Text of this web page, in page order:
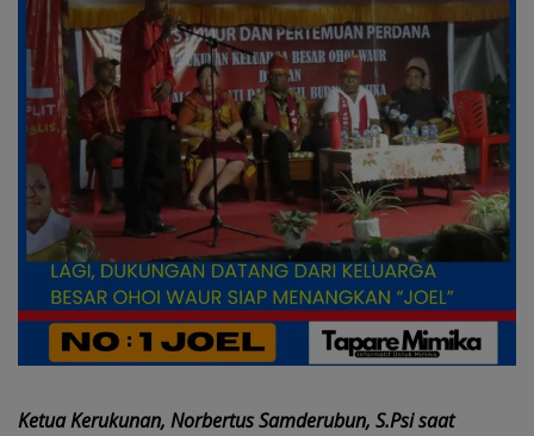
Ketua Kerukunan, Norbertus Samderubun, S.Psi saat